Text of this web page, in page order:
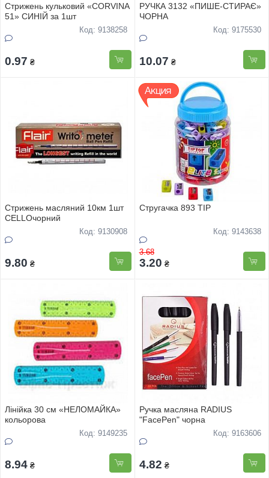
Стрижень кульковий «CORVINA
51» СИНІЙ за 1шт
Код: 9138258
0.97 ₴
РУЧКА 3132 «ПИШЕ-СТИРАЄ»
ЧОРНА
Код: 9175530
10.07 ₴
Стрижень масляний 10км 1шт
СELLOчорний
Код: 9130908
9.80 ₴
Стругачка 893 TIP
Код: 9143638
3.68
3.20 ₴
Лінійка 30 см «НЕЛОМАЙКА»
кольорова
Код: 9149235
8.94 ₴
Ручка масляна RADIUS
"FacePen" чорна
Код: 9163606
4.82 ₴